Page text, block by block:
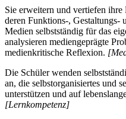
Sie erweitern und vertiefen
deren Funktions-, Gestaltungs-
Medien selbstständig für das
analysieren mediengeprägte
medienkritische Reflexion.
Die Schüler wenden
an, die selbstorganisiertes und
unterstützen und auf
[Lernkompetenz]